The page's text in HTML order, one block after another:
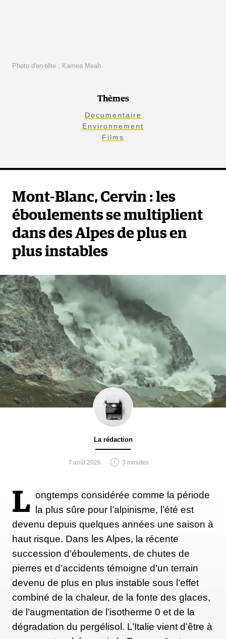
Photo d'en-tête : Kamea Meah
Thèmes
Documentaire
Environnement
Films
Mont-Blanc, Cervin : les
éboulements se multiplient
dans des Alpes de plus en
plus instables
La rédaction
7 août 2026 3 minutes
L ongtemps considérée comme la période
la plus sûre pour l’alpinisme, l’été est
devenu depuis quelques années une saison à
haut risque. Dans les Alpes, la récente
succession d’éboulements, de chutes de
pierres et d’accidents témoigne d’un terrain
devenu de plus en plus instable sous l’effet
combiné de la chaleur, de la fonte des glaces,
de l’augmentation de l’isotherme 0 et de la
dégradation du pergélisol. L’Italie vient d’être à